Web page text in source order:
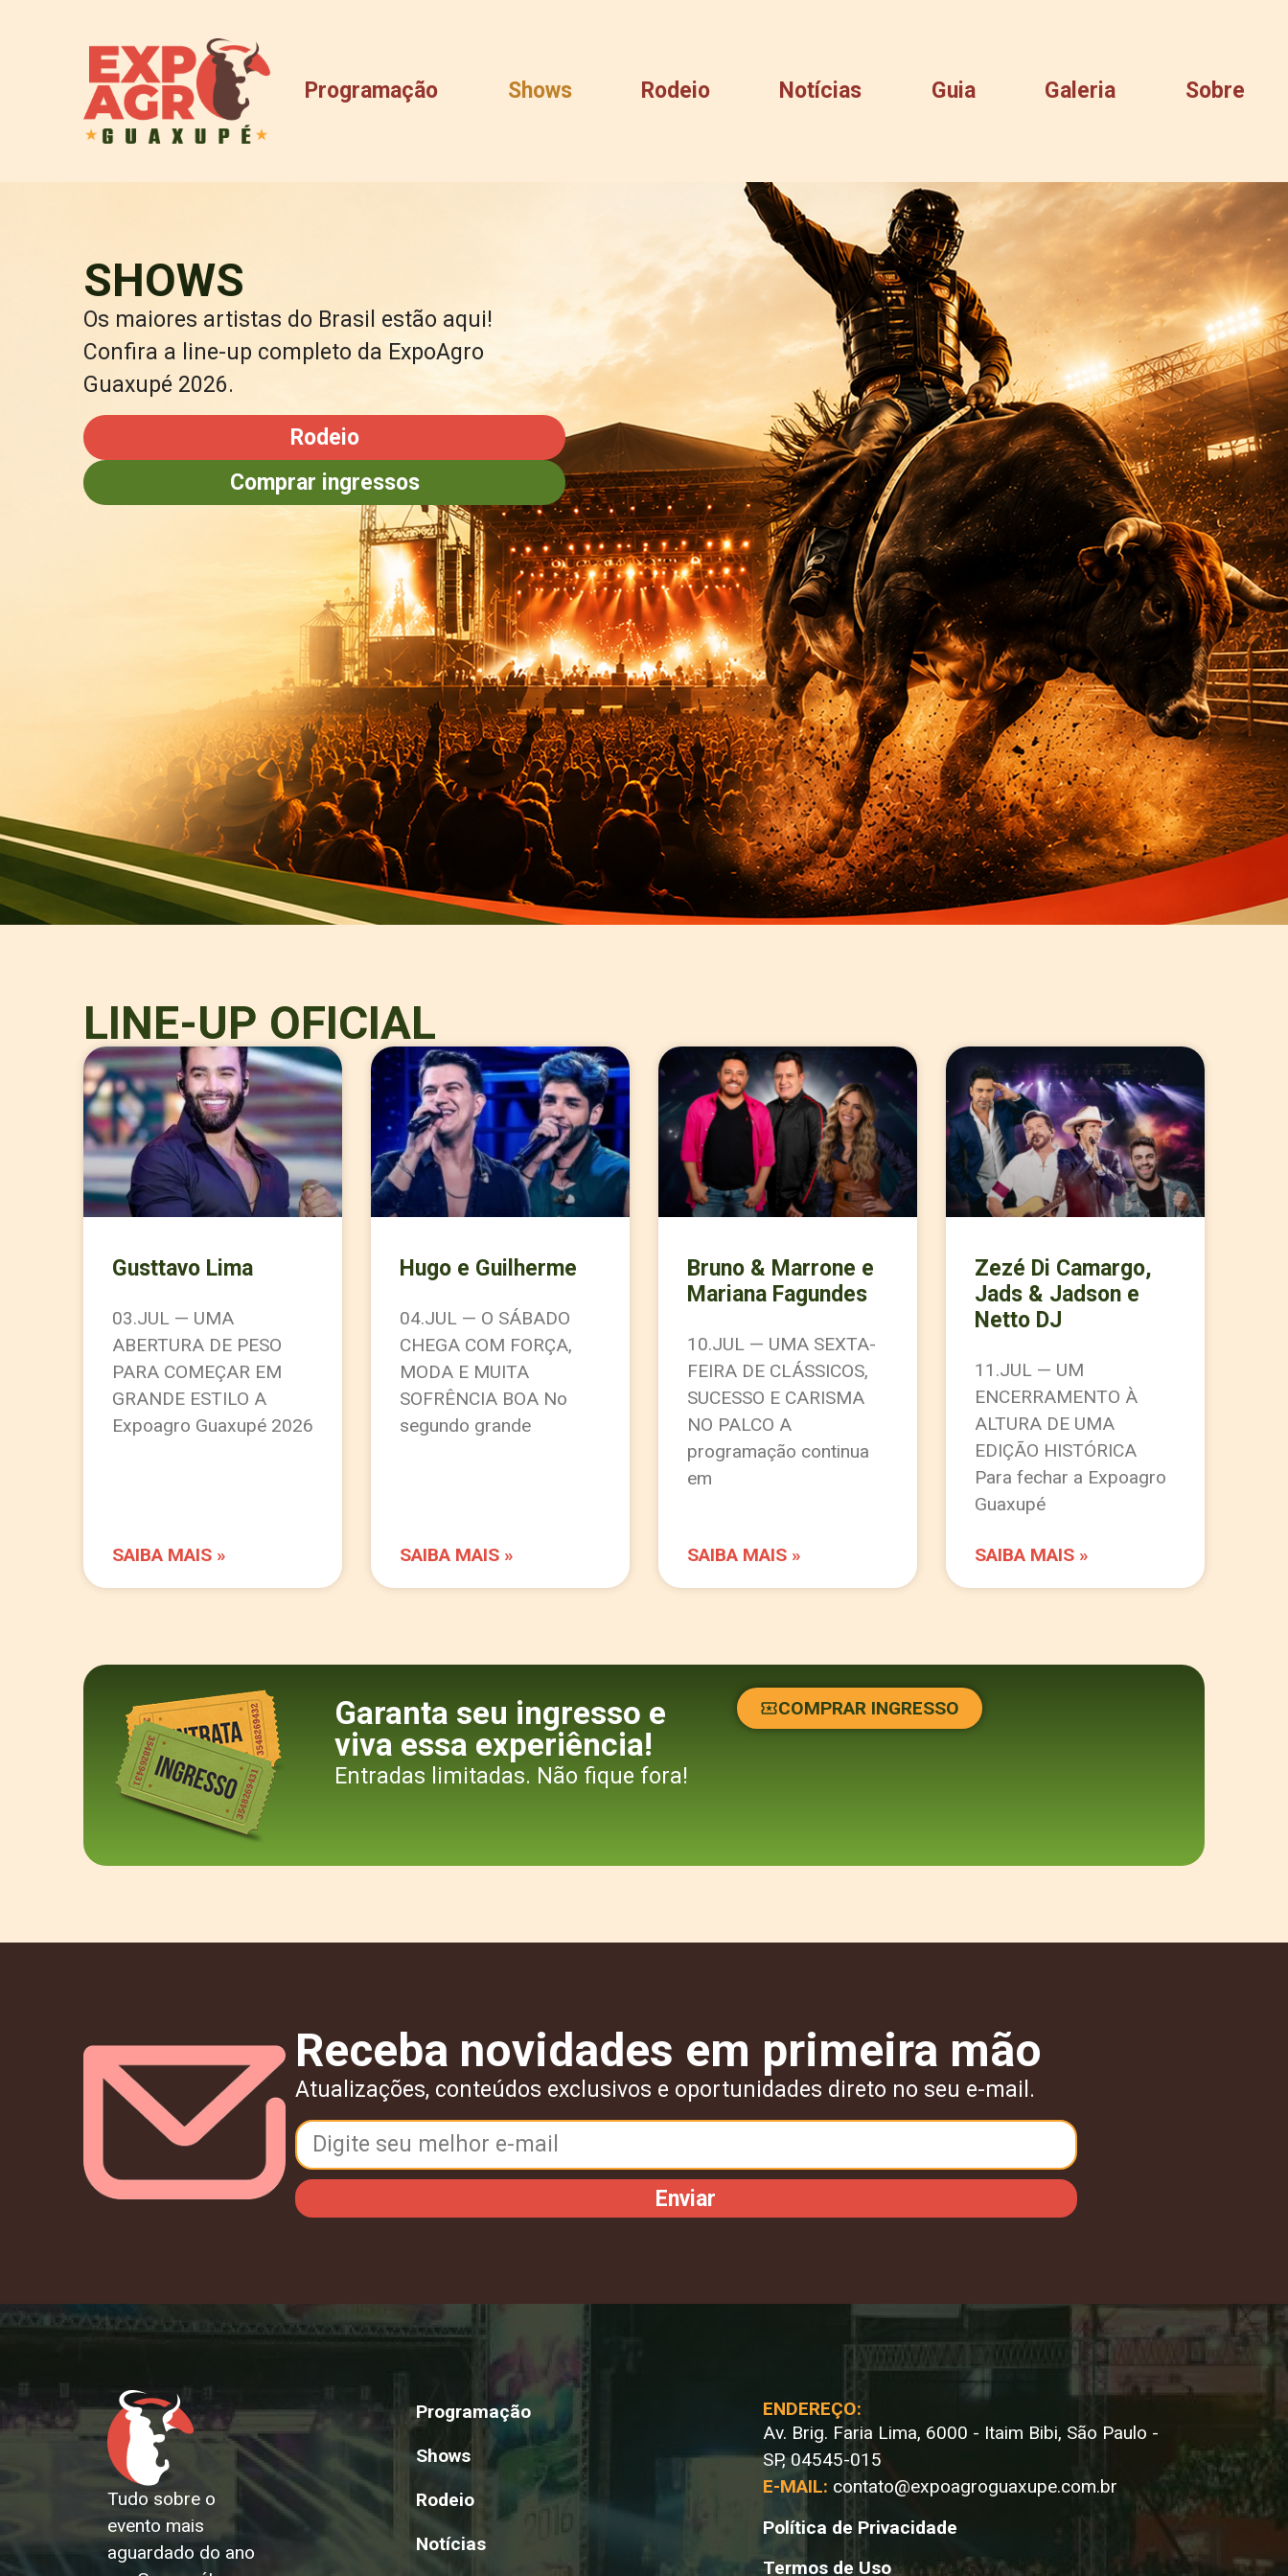
Programação Shows Rodeio Notícias Guia Galeria Sobre
SHOWS
Os maiores artistas do Brasil estão aqui!
Confira a line-up completo da ExpoAgro
Guaxupé 2026.
Rodeio
Comprar ingressos
LINE-UP OFICIAL
Gusttavo Lima
03.JUL — UMA
ABERTURA DE PESO
PARA COMEÇAR EM
GRANDE ESTILO A
Expoagro Guaxupé 2026
SAIBA MAIS »
Hugo e Guilherme
04.JUL — O SÁBADO
CHEGA COM FORÇA,
MODA E MUITA
SOFRÊNCIA BOA No
segundo grande
SAIBA MAIS »
Bruno & Marrone e
Mariana Fagundes
10.JUL — UMA SEXTA-
FEIRA DE CLÁSSICOS,
SUCESSO E CARISMA
NO PALCO A
programação continua
em
SAIBA MAIS »
Zezé Di Camargo,
Jads & Jadson e
Netto DJ
11.JUL — UM
ENCERRAMENTO À
ALTURA DE UMA
EDIÇÃO HISTÓRICA
Para fechar a Expoagro
Guaxupé
SAIBA MAIS »
Garanta seu ingresso e
viva essa experiência!
Entradas limitadas. Não fique fora!
COMPRAR INGRESSO
Receba novidades em primeira mão
Atualizações, conteúdos exclusivos e oportunidades direto no seu e-mail.
Enviar
Tudo sobre o
evento mais
aguardado do ano
Programação
Shows
Rodeio
Notícias
ENDEREÇO:
Av. Brig. Faria Lima, 6000 - Itaim Bibi, São Paulo -
SP, 04545-015​
E-MAIL: contato@expoagroguaxupe.com.br
Política de Privacidade
Termos de Uso